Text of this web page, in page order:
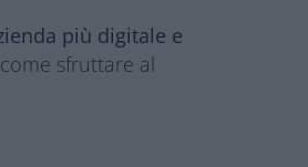
più digitale e
sfruttare al